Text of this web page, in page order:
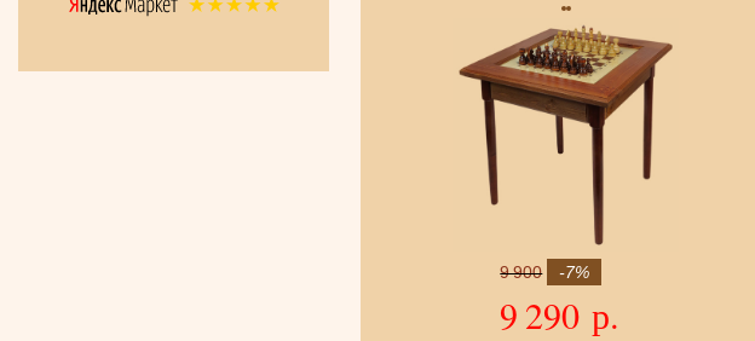
9 900 -7%
9 290 р.